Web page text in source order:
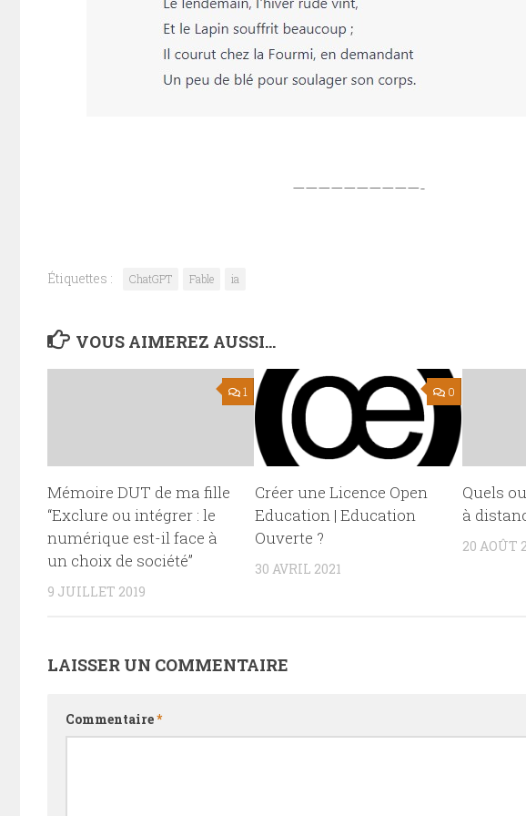
——————————-
Étiquettes : ChatGPT Fable ia
VOUS AIMEREZ AUSSI...
1
Mémoire DUT de ma fille
“Exclure ou intégrer : le
numérique est-il face à
un choix de société”
9 JUILLET 2019
0
Créer une Licence Open
Education | Education
Ouverte ?
30 AVRIL 2021
Quels
à
20 AOÛT
LAISSER UN COMMENTAIRE
Commentaire*